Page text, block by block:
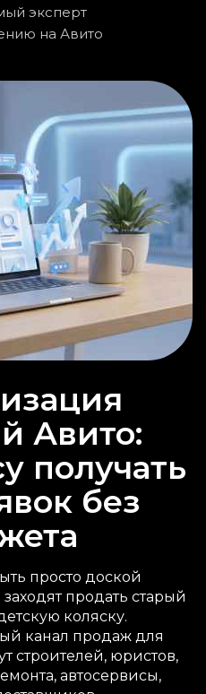
эксперт
на Авито
Авито:
получать
без
просто доской
продать старый
коляску.
канал продаж для
строителей, юристов,
автосервисы,